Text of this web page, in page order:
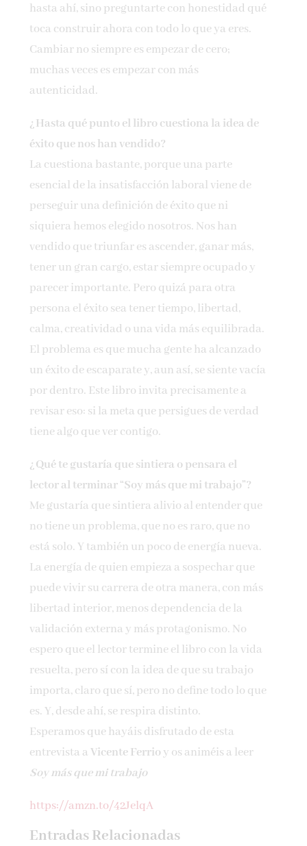
hasta ahí, sino preguntarte con honestidad qué
toca construir ahora con todo lo que ya eres.
Cambiar no siempre es empezar de cero;
muchas veces es empezar con más
autenticidad.
¿Hasta qué punto el libro cuestiona la idea de
éxito que nos han vendido?
La cuestiona bastante, porque una parte
esencial de la insatisfacción laboral viene de
perseguir una definición de éxito que ni
siquiera hemos elegido nosotros. Nos han
vendido que triunfar es ascender, ganar más,
tener un gran cargo, estar siempre ocupado y
parecer importante. Pero quizá para otra
persona el éxito sea tener tiempo, libertad,
calma, creatividad o una vida más equilibrada.
El problema es que mucha gente ha alcanzado
un éxito de escaparate y, aun así, se siente vacía
por dentro. Este libro invita precisamente a
revisar eso: si la meta que persigues de verdad
tiene algo que ver contigo.
¿Qué te gustaría que sintiera o pensara el
lector al terminar “Soy más que mi trabajo”?
Me gustaría que sintiera alivio al entender que
no tiene un problema, que no es raro, que no
está solo. Y también un poco de energía nueva.
La energía de quien empieza a sospechar que
puede vivir su carrera de otra manera, con más
libertad interior, menos dependencia de la
validación externa y más protagonismo. No
espero que el lector termine el libro con la vida
resuelta, pero sí con la idea de que su trabajo
importa, claro que sí, pero no define todo lo que
es. Y, desde ahí, se respira distinto.
Esperamos que hayáis disfrutado de esta
entrevista a Vicente Ferrio y os animéis a leer
Soy más que mi trabajo
https://amzn.to/42JelqA
Entradas Relacionadas